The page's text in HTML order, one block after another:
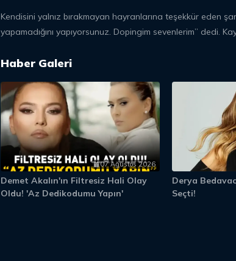
Kendisini yalnız bırakmayan hayranlarına teşekkür eden
yapamadığını yapıyorsunuz. Dopingim sevenlerim” dedi.
Haber Galeri
07 Ağustos 2026
Demet Akalın'ın Filtresiz Hali Olay
Oldu! 'Az Dedikodumu Yapın'
Derya
Seçti!